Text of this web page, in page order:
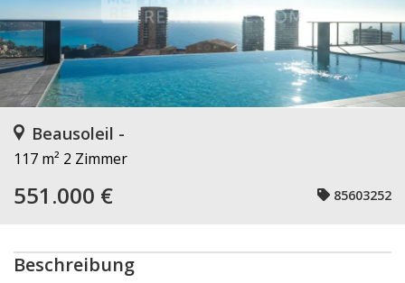
Beausoleil -
117 m² 2 Zimmer
551.000 € 85603252
Beschreibung